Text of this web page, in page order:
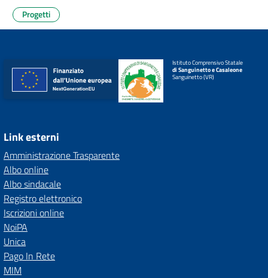
Progetti
Istituto Comprensivo Statale
di Sanguinetto e Casaleone
Sanguinetto (VR)
Link esterni
Amministrazione Trasparente
Albo online
Albo sindacale
Registro elettronico
Iscrizioni online
NoiPA
Unica
Pago In Rete
MIM